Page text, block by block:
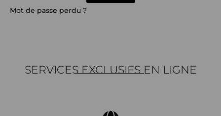
Mot de passe perdu ?
SERVICES EXCLUSIFS EN LIGNE